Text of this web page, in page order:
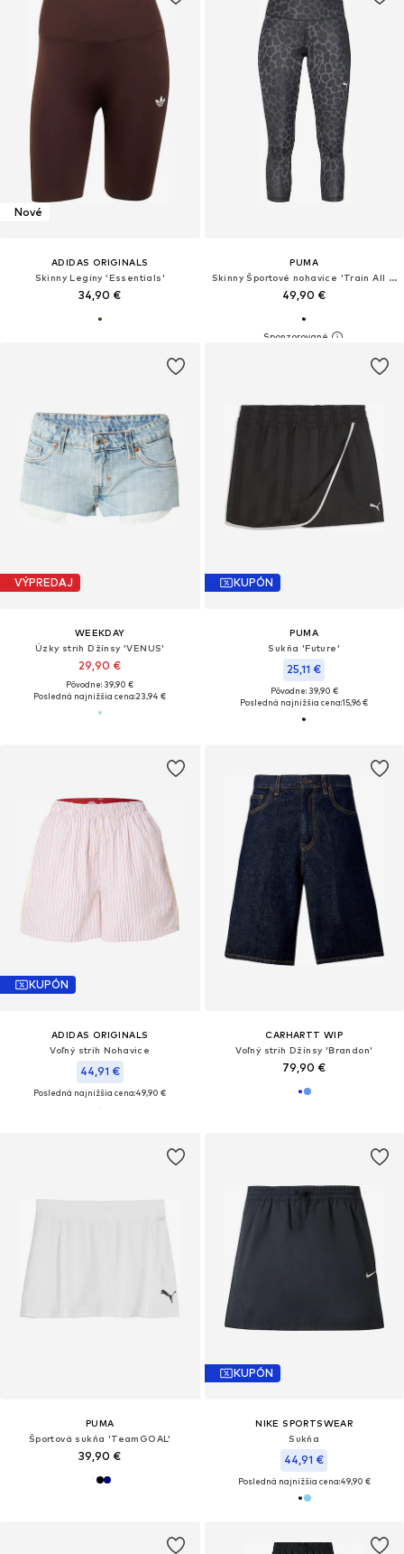
Nové
ADIDAS ORIGINALS
Skinny Legíny 'Essentials'
34,90 €
PUMA
Skinny Športové nohavice 'Train All Day'
49,90 €
VÝPREDAJ
WEEKDAY
Úzky strih Džínsy 'VENUS'
29,90 €
Pôvodne: 39,90 €
Posledná najnižšia cena:23,94 €
KUPÓN
PUMA
Sukňa 'Future'
25,11 €
Pôvodne: 39,90 €
Posledná najnižšia cena:15,96 €
KUPÓN
ADIDAS ORIGINALS
Voľný strih Nohavice
44,91 €
Posledná najnižšia cena:49,90 €
CARHARTT WIP
Voľný strih Džínsy 'Brandon'
79,90 €
PUMA
Športová sukňa 'TeamGOAL'
39,90 €
KUPÓN
NIKE SPORTSWEAR
Sukňa
44,91 €
Posledná najnižšia cena:49,90 €